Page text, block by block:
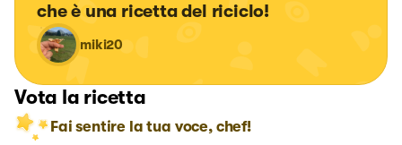
che è una ricetta del riciclo!
miki20
Vota la ricetta
Fai sentire la tua voce, chef!